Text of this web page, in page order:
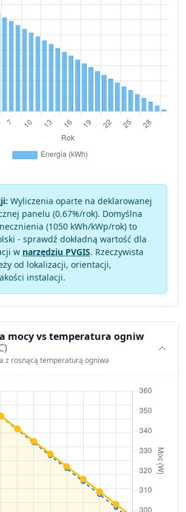
Wyliczenia oparte na deklarowanej
panelu (0.67%/rok). Domyślna
(1050 kWh/kWp/rok) to
- sprawdź dokładną wartość dla
w narzędziu PVGIS. Rzeczywista
od lokalizacji, orientacji,
instalacji.
mocy vs temperatura ogniw
z rosnącą temperaturą ogniwa